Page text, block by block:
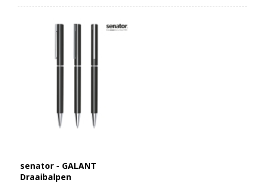
senator - GALANT
Draaibalpen